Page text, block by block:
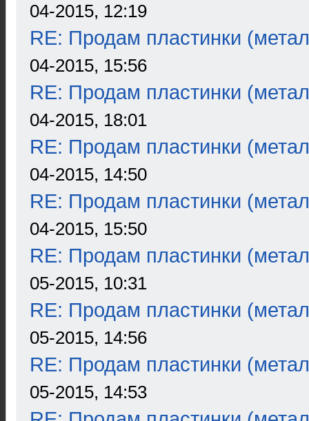
04-2015, 12:19
RE: Продам пластинки
04-2015, 15:56
RE: Продам пластинки
04-2015, 18:01
RE: Продам пластинки
04-2015, 14:50
RE: Продам пластинки
04-2015, 15:50
RE: Продам пластинки
05-2015, 10:31
RE: Продам пластинки
05-2015, 14:56
RE: Продам пластинки
05-2015, 14:53